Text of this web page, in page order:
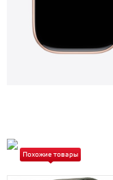
Похожие товары